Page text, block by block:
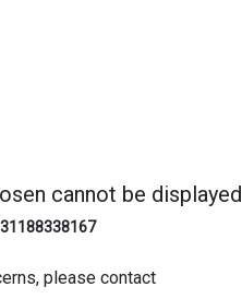
cannot be displayed
please contact